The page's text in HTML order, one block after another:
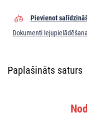
Pievienot
Dokumenti
Paplašināts saturs